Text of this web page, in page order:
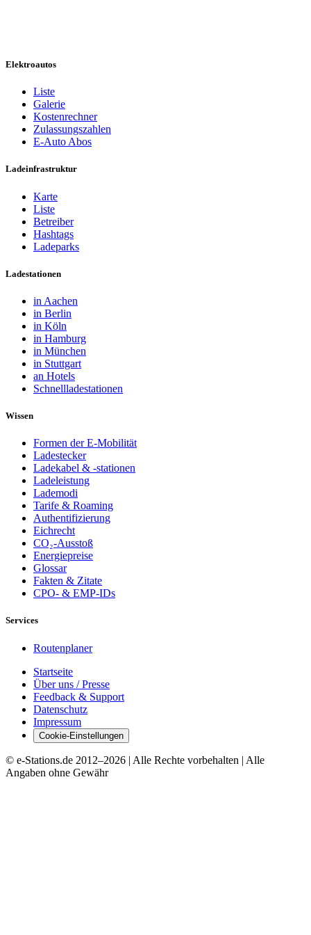
Elektroautos
Liste
Galerie
Kostenrechner
Zulassungszahlen
E-Auto Abos
Ladeinfrastruktur
Karte
Liste
Betreiber
Hashtags
Ladeparks
Ladestationen
in Aachen
in Berlin
in Köln
in Hamburg
in München
in Stuttgart
an Hotels
Schnellladestationen
Wissen
Formen der E-Mobilität
Ladestecker
Ladekabel & -stationen
Ladeleistung
Lademodi
Tarife & Roaming
Authentifizierung
Eichrecht
CO₂-Ausstoß
Energiepreise
Glossar
Fakten & Zitate
CPO- & EMP-IDs
Services
Routenplaner
Startseite
Über uns / Presse
Feedback & Support
Datenschutz
Impressum
Cookie-Einstellungen
© e-Stations.de 2012–2026 | Alle Rechte vorbehalten | Alle
Angaben ohne Gewähr